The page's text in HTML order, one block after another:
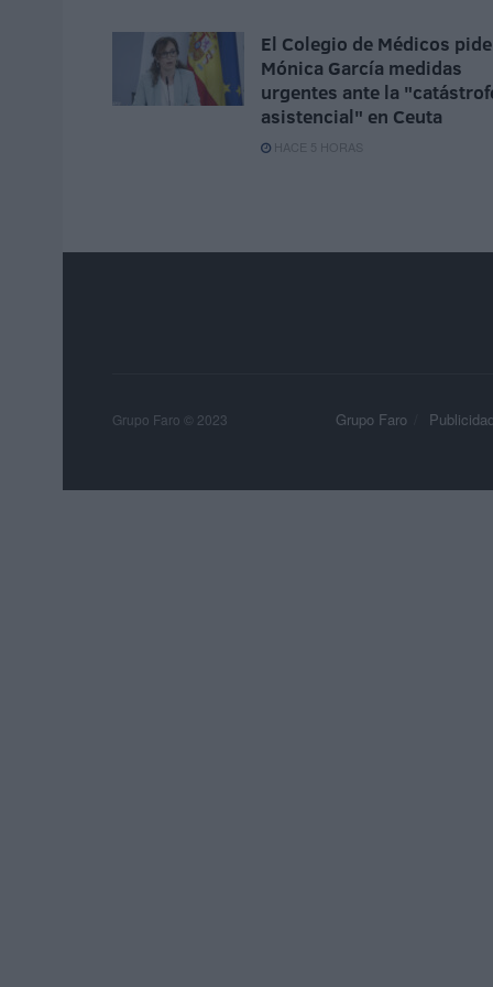
El Colegio de Médicos
Mónica García medidas
urgentes ante la
asistencial" en Ceuta
HACE 5 HORAS
Grupo Faro Publicidad
Grupo Faro © 2023